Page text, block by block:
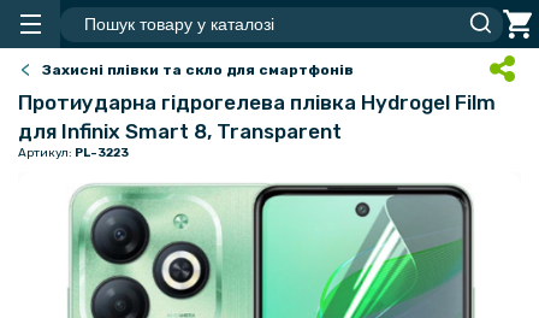
Захисні плівки та скло для смартфонів
Протиударна гідрогелева плівка Hydrogel Film
для Infinix Smart 8, Transparent
Артикул: PL-3223